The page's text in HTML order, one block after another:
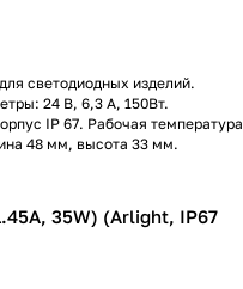
светодиодных изделий.
24 В, 6,3 А, 150Вт.
IP 67. Рабочая температура
48 мм, высота 33 мм.
35W) (Arlight, IP67